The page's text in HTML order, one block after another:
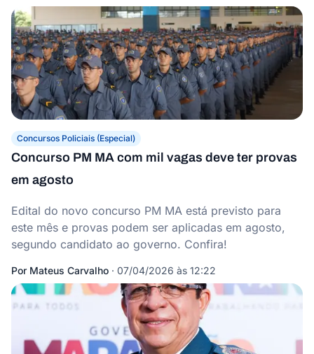
Concursos Policiais (Especial)
Concurso PM MA com mil vagas deve ter provas
em agosto
Edital do novo concurso PM MA está previsto para
este mês e provas podem ser aplicadas em agosto,
segundo candidato ao governo. Confira!
Por Mateus Carvalho · 07/04/2026 às 12:22